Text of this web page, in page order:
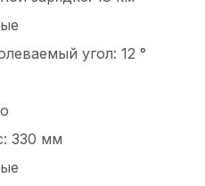
угол: 12 °
330 мм